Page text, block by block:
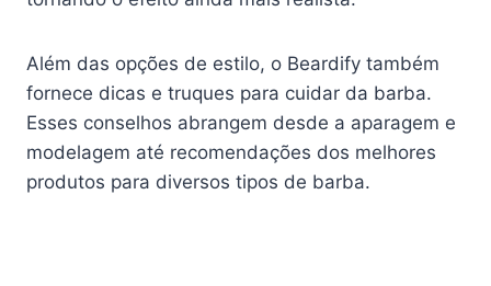
Além das opções de estilo, o Beardify também
fornece dicas e truques para cuidar da barba.
Esses conselhos abrangem desde a aparagem e
modelagem até recomendações dos melhores
produtos para diversos tipos de barba.